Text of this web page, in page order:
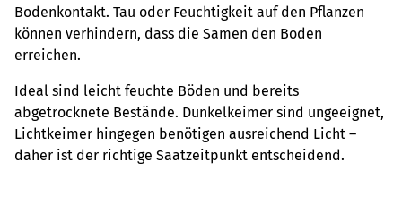
Bodenkontakt. Tau oder Feuchtigkeit auf den Pflanzen
können verhindern, dass die Samen den Boden
erreichen.
Ideal sind leicht feuchte Böden und bereits
abgetrocknete Bestände. Dunkelkeimer sind ungeeignet,
Lichtkeimer hingegen benötigen ausreichend Licht –
daher ist der richtige Saatzeitpunkt entscheidend.